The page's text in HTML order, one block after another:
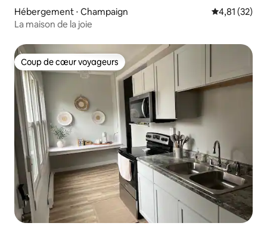
Hébergement ⋅ Champaign Évaluation
4,81 (32)
La maison de la joie
Coup de cœur voyageurs
Coup de cœur voyageurs